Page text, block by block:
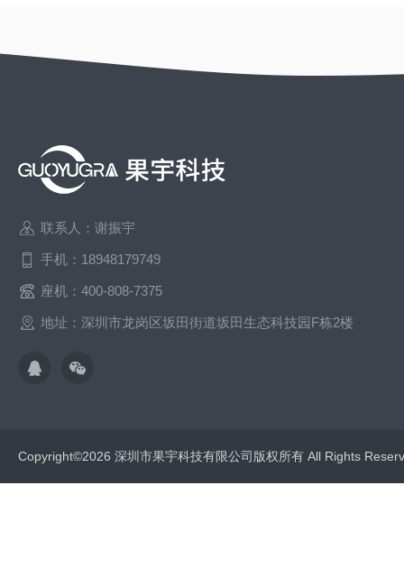
联系人：谢振宇
手机：18948179749
座机：400-808-7375
地址：深圳市龙岗区坂田街道坂田生态科技园F栋2楼
Copyright©2026 深圳市果宇科技有限公司版权所有 All Rights